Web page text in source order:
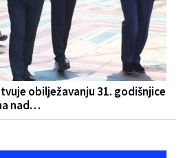
obilježavanju 31. godišnjice
nad…